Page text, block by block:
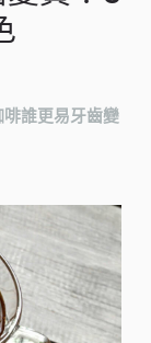
誰更易牙齒變